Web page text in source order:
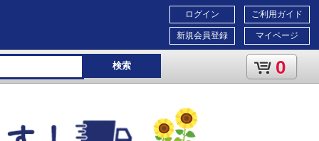
ご利用ガイド
マイページ
ログイン
新規会員登録
検索 0